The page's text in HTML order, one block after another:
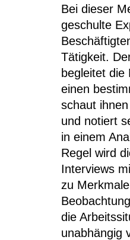
Bei dieser
geschulte
Tätigkeit.
begleitet die
einen
schaut
und notiert
in einem
Regel wird
Interviews
zu
die
unabhängig